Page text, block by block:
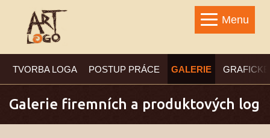
Menu
TVORBA LOGA POSTUP PRÁCE GALERIE
Galerie firemních a produktových log